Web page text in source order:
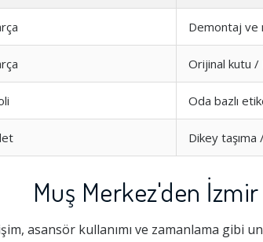
Demontaj ve
Orijinal kutu /
Oda bazlı
Dikey
Muş Merkez'den
asansör kullanımı ve zamanlama gibi